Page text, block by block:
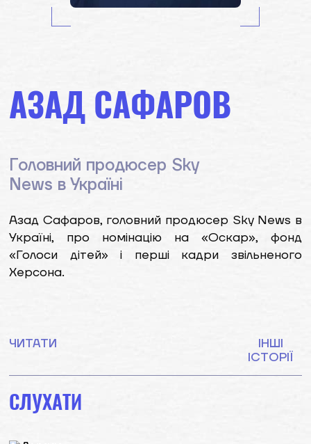
АЗАД САФАРОВ
Головний продюсер Sky
News в Україні
Азад Сафаров, головний продюсер Sky News в
Україні, про номінацію на «Оскар», фонд
«Голоси дітей» і перші кадри звільненого
Херсона.
ЧИТАТИ
ІНШІ
ІСТОРІЇ
СЛУХАТИ